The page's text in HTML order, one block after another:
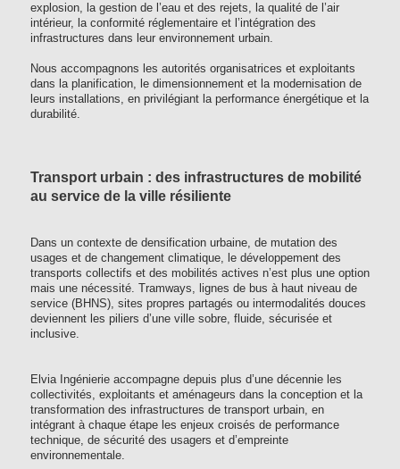
explosion, la gestion de l’eau et des rejets, la qualité de l’air
intérieur, la conformité réglementaire et l’intégration des
infrastructures dans leur environnement urbain.
Nous accompagnons les autorités organisatrices et exploitants
dans la planification, le dimensionnement et la modernisation de
leurs installations, en privilégiant la performance énergétique et la
durabilité.
Transport urbain : des infrastructures de mobilité
au service de la ville résiliente
Dans un contexte de densification urbaine, de mutation des
usages et de changement climatique, le développement des
transports collectifs et des mobilités actives n’est plus une option
mais une nécessité. Tramways, lignes de bus à haut niveau de
service (BHNS), sites propres partagés ou intermodalités douces
deviennent les piliers d’une ville sobre, fluide, sécurisée et
inclusive.
Elvia Ingénierie accompagne depuis plus d’une décennie les
collectivités, exploitants et aménageurs dans la conception et la
transformation des infrastructures de transport urbain, en
intégrant à chaque étape les enjeux croisés de performance
technique, de sécurité des usagers et d’empreinte
environnementale.